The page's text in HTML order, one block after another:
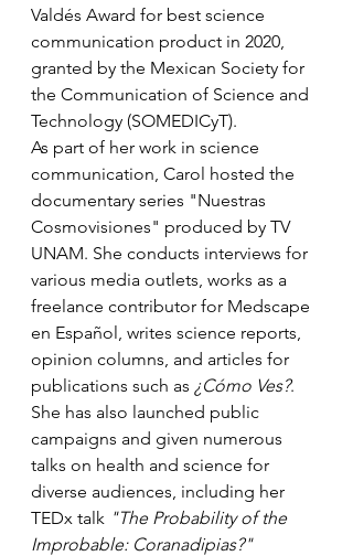
Valdés Award for best science
communication product in 2020,
granted by the Mexican Society for
the Communication of Science and
Technology (SOMEDICyT).
As part of her work in science
communication, Carol hosted the
documentary series "Nuestras
Cosmovisiones" produced by TV
UNAM. She conducts interviews for
various media outlets, works as a
freelance contributor for Medscape
en Español, writes science reports,
opinion columns, and articles for
publications such as ¿Cómo Ves?.
She has also launched public
campaigns and given numerous
talks on health and science for
diverse audiences, including her
TEDx talk "The Probability of the
Improbable: Coranadipias?"